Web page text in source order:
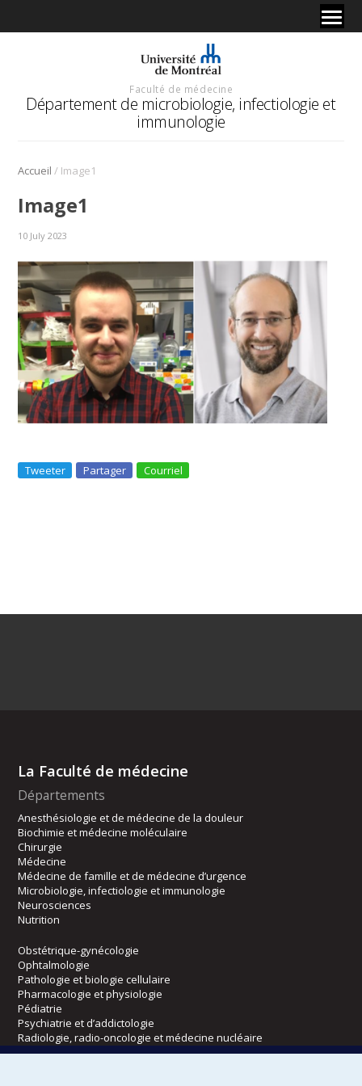
Faculté de médecine
Département de microbiologie, infectiologie et
immunologie
Accueil / Image1
Image1
10 July 2023
Tweeter Partager Courriel
La Faculté de médecine
Départements
Anesthésiologie et de médecine de la douleur
Biochimie et médecine moléculaire
Chirurgie
Médecine
Médecine de famille et de médecine d’urgence
Microbiologie, infectiologie et immunologie
Neurosciences
Nutrition
Obstétrique-gynécologie
Ophtalmologie
Pathologie et biologie cellulaire
Pharmacologie et physiologie
Pédiatrie
Psychiatrie et d’addictologie
Radiologie, radio-oncologie et médecine nucléaire